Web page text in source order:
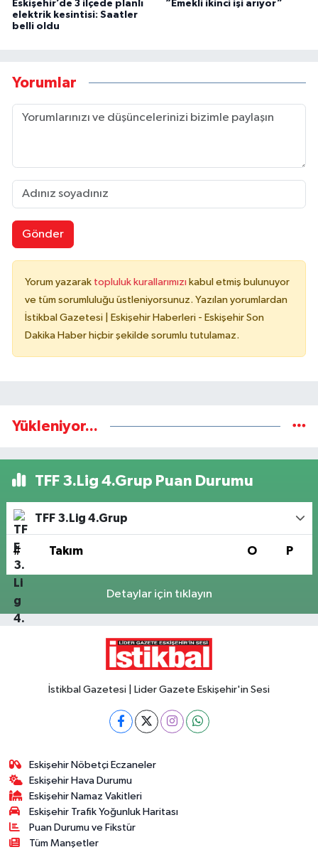
Eskişehir’de 3 ilçede planlı
elektrik kesintisi: Saatler
belli oldu
“Emekli ikinci işi arıyor”
Yorumlar
Gönder
Yorum yazarak topluluk kurallarımızı kabul etmiş bulunuyor
ve tüm sorumluluğu üstleniyorsunuz. Yazılan yorumlardan
İstikbal Gazetesi | Eskişehir Haberleri - Eskişehir Son
Dakika Haber hiçbir şekilde sorumlu tutulamaz.
Yükleniyor...
TFF 3.Lig 4.Grup Puan Durumu
TFF 3.Lig 4.Grup
# Takım O P
Detaylar için tıklayın
İstikbal Gazetesi | Lider Gazete Eskişehir'in Sesi
Eskişehir Nöbetçi Eczaneler
Eskişehir Hava Durumu
Eskişehir Namaz Vakitleri
Eskişehir Trafik Yoğunluk Haritası
Puan Durumu ve Fikstür
Tüm Manşetler